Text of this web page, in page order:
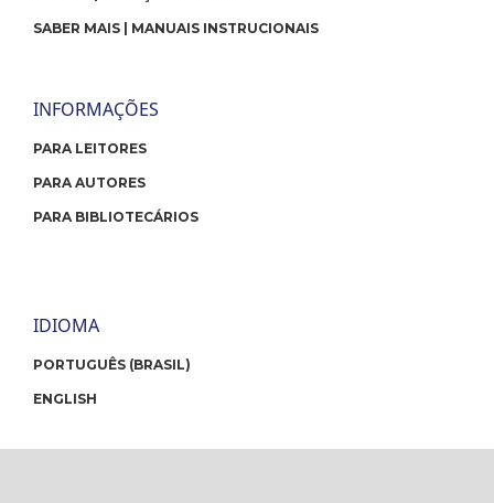
SABER MAIS | MANUAIS INSTRUCIONAIS
INFORMAÇÕES
PARA LEITORES
PARA AUTORES
PARA BIBLIOTECÁRIOS
IDIOMA
PORTUGUÊS (BRASIL)
ENGLISH